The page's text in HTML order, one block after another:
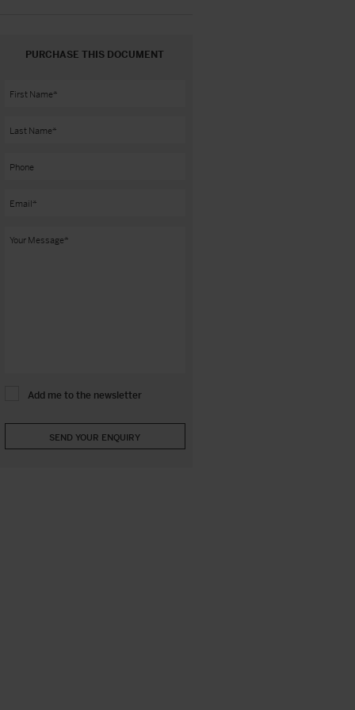
PURCHASE THIS DOCUMENT
Add me to the newsletter